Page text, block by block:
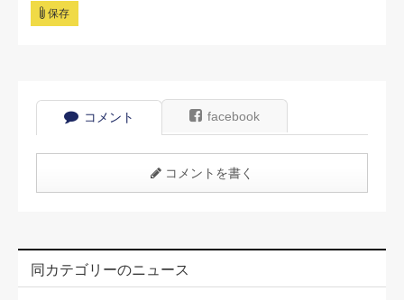
保存
コメント facebook
コメントを書く
同カテゴリーのニュース